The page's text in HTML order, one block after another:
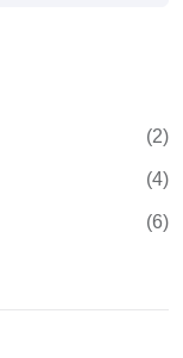
(2)
(4)
(6)